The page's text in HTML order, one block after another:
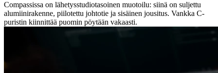
Compassissa on lähetysstudiotasoinen muotoilu: siinä on suljettu
alumiinirakenne, piilotettu johtotie ja sisäinen jousitus. Vankka C-
puristin kiinnittää puomin pöytään vakaasti.